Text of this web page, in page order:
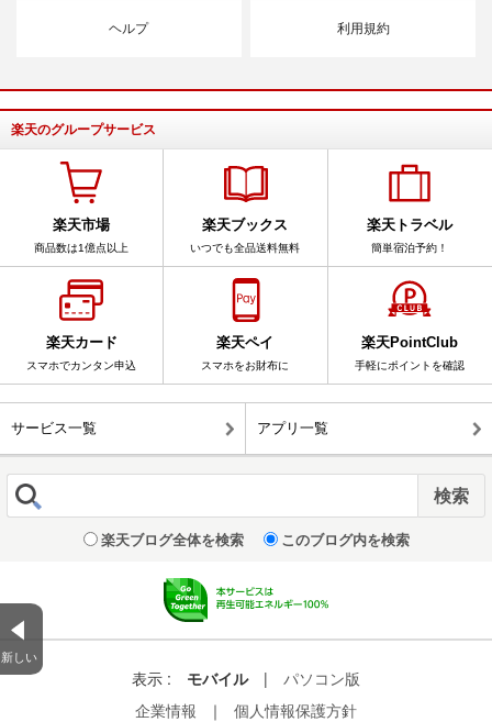
新しい
ヘルプ 利用規約
楽天のグループサービス
楽天市場
商品数は1億点以上
楽天ブックス
いつでも全品送料無料
楽天トラベル
簡単宿泊予約！
楽天カード
スマホでカンタン申込
楽天ペイ
スマホをお財布に
楽天PointClub
手軽にポイントを確認
サービス一覧 アプリ一覧
楽天ブログ全体を検索 このブログ内を検索
表示 : モバイル |
パソコン版
企業情報
｜ 個人情報保護方針